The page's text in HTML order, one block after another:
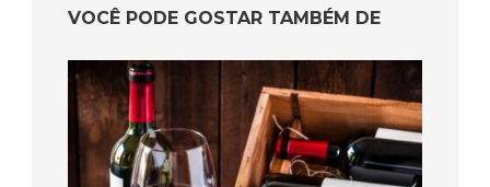
VOCÊ PODE GOSTAR TAMBÉM DE